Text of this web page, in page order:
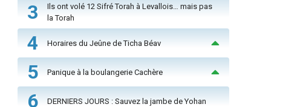
3
Ils ont volé 12 Sifré Torah à Levallois… mais pas
la Torah
4 Horaires du Jeûne de Ticha Béav
5 Panique à la boulangerie Cachère
6 DERNIERS JOURS : Sauvez la jambe de Yohan